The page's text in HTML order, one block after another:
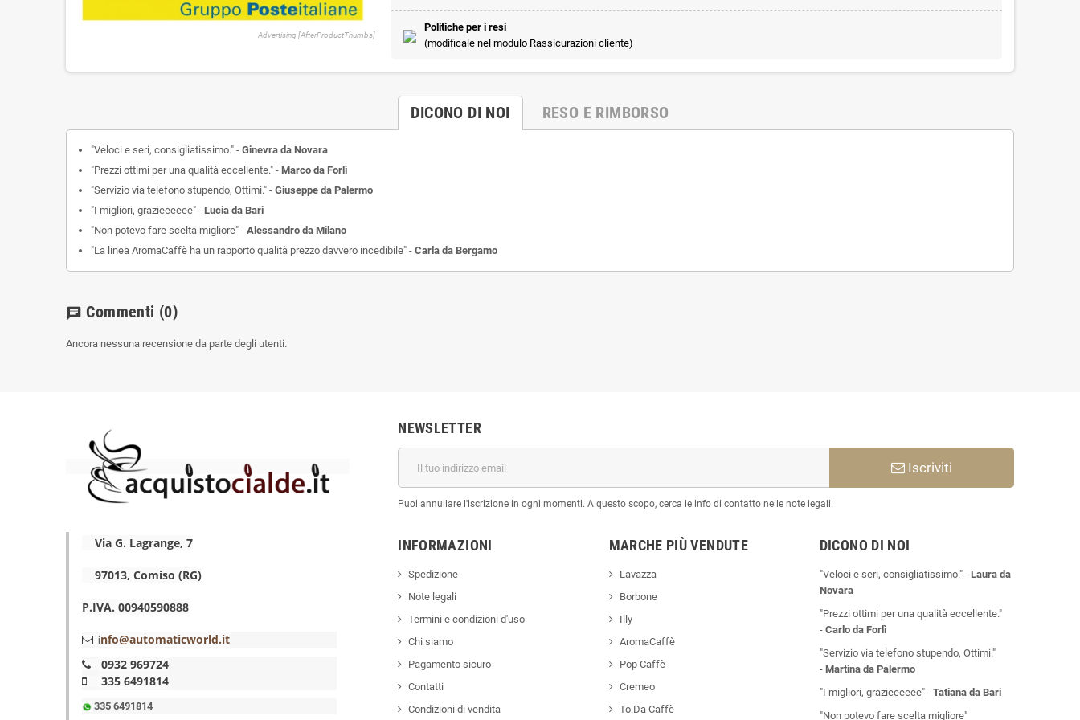
Advertising [AfterProductThumbs]
Politiche per i resi
(modificale nel modulo Rassicurazioni cliente)
DICONO DI NOI RESO E RIMBORSO
"Veloci e seri, consigliatissimo." - Ginevra da Novara
"Prezzi ottimi per una qualità eccellente." - Marco da Forlì
"Servizio via telefono stupendo, Ottimi." - Giuseppe da Palermo
"I migliori, grazieeeeee" - Lucia da Bari
"Non potevo fare scelta migliore" - Alessandro da Milano
"La linea AromaCaffè ha un rapporto qualità prezzo davvero incedibile" - Carla da Bergamo
chat Commenti (0)
Ancora nessuna recensione da parte degli utenti.
Via G. Lagrange, 7
97013, Comiso (RG)
P.IVA. 00940590888
info@automaticworld.it
0932 969724
335 6491814
335 6491814
NEWSLETTER
Iscriviti
Puoi annullare l'iscrizione in ogni momenti. A questo scopo, cerca le info di contatto nelle note legali.
INFORMAZIONI
Spedizione
Note legali
Termini e condizioni d'uso
Chi siamo
Pagamento sicuro
Contatti
Condizioni di vendita
MARCHE PIÙ VENDUTE
Lavazza
Borbone
Illy
AromaCaffè
Pop Caffè
Cremeo
To.Da Caffè
DICONO DI NOI
"Veloci e seri, consigliatissimo." - Laura da
Novara
"Prezzi ottimi per una qualità eccellente."
- Carlo da Forlì
"Servizio via telefono stupendo, Ottimi."
- Martina da Palermo
"I migliori, grazieeeeee" - Tatiana da Bari
"Non potevo fare scelta migliore"